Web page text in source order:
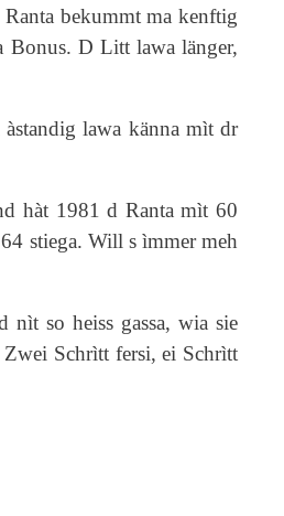
bekummt ma kenftig
Bonus. D Litt lawa länger,
lawa känna mìt dr
hàt 1981 d Ranta mìt 60
stiega. Will s ìmmer meh
nìt so heiss gassa, wia sie
Schrìtt fersi, ei Schrìtt